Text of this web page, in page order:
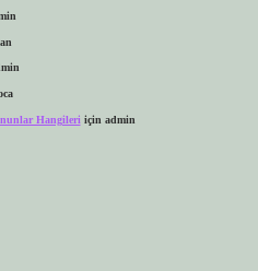
Hangileri için admin